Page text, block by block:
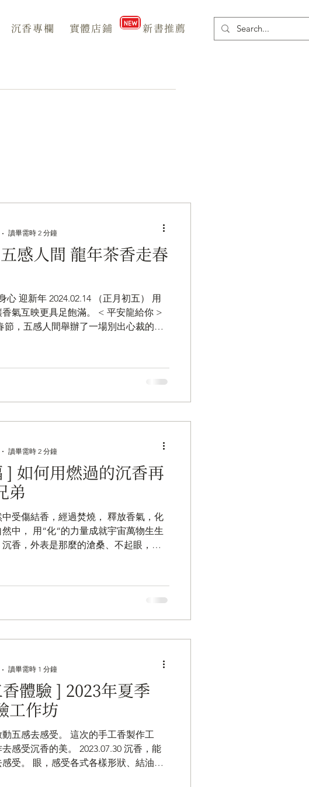
沉香專欄 實體店鋪 新書推薦
感人間 龍年茶香走春
（正月初五） 用
氣互映更具足飽滿。 < 平安龍給你 >
節，五感人間舉辦了一場別出心裁的新
讀畢需時 2 分鐘
] 如何用燃過的沉香再
弟
受傷結香，經過焚燒， 釋放香氣，化
中， 用“化“的力量成就宇宙萬物生生
沉香，外表是那麼的滄桑、不起眼，卻
讀畢需時 2 分鐘
體驗 ] 2023年夏季
工作坊
五感去感受。 這次的手工香製作工
感受沉香的美。 ​2023.07.30 沉香，能
受。 眼，感受各式各樣形狀、結油的
讀畢需時 1 分鐘